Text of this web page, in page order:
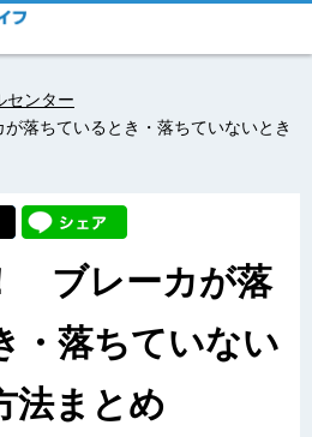
センター
落ちているとき・落ちていないとき
ブレーカが落
・落ちていない
法まとめ